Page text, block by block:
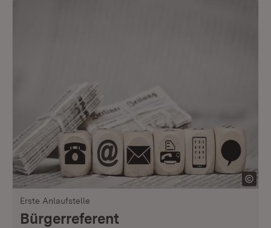
Erste Anlaufstelle
Bürgerreferent